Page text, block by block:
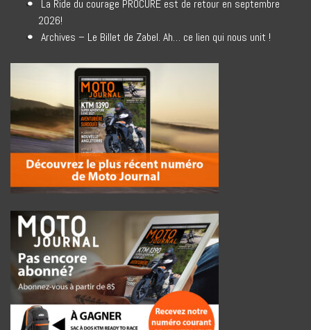
La Ride du courage PROCURE est de retour en septembre
2026!
Archives – Le Billet de Zabel. Ah… ce lien qui nous unit !